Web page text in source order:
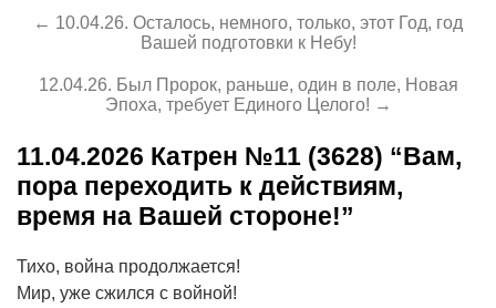
← 10.04.26. Осталось, немного, только, этот Год, год
Вашей подготовки к Небу!
12.04.26. Был Пророк, раньше, один в поле, Новая
Эпоха, требует Единого Целого! →
11.04.2026 Катрен №11 (3628) “Вам,
пора переходить к действиям,
время на Вашей стороне!”
Тихо, война продолжается!
Мир, уже сжился с войной!